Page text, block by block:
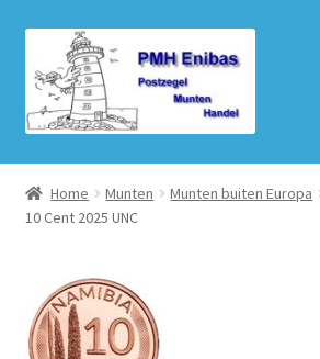
door
naar
navigatie
naar
de
inhoud
Home
Beurzen
Winkel
Winkelmand
Home Munten Munten buiten Europa
10 Cent 2025 UNC